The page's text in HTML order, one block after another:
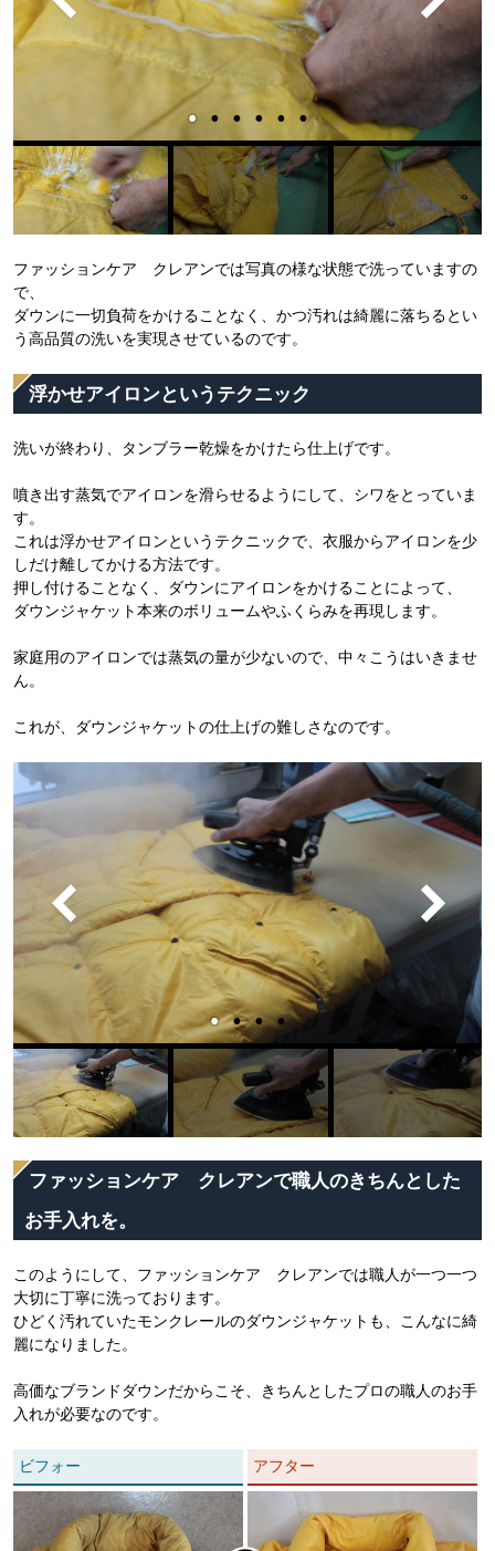
ファッションケア クレアンでは写真の様な状態で洗っていますの
で、
ダウンに一切負荷をかけることなく、かつ汚れは綺麗に落ちるとい
う高品質の洗いを実現させているのです。
浮かせアイロンというテクニック
洗いが終わり、タンブラー乾燥をかけたら仕上げです。
噴き出す蒸気でアイロンを滑らせるようにして、シワをとっていま
す。
これは浮かせアイロンというテクニックで、衣服からアイロンを少
しだけ離してかける方法です。
押し付けることなく、ダウンにアイロンをかけることによって、
ダウンジャケット本来のボリュームやふくらみを再現します。
家庭用のアイロンでは蒸気の量が少ないので、中々こうはいきませ
ん。
これが、ダウンジャケットの仕上げの難しさなのです。
ファッションケア クレアンで職人のきちんとした
お手入れを。
このようにして、ファッションケア クレアンでは職人が一つ一つ
大切に丁寧に洗っております。
ひどく汚れていたモンクレールのダウンジャケットも、こんなに綺
麗になりました。
高価なブランドダウンだからこそ、きちんとしたプロの職人のお手
入れが必要なのです。
ビフォー アフター